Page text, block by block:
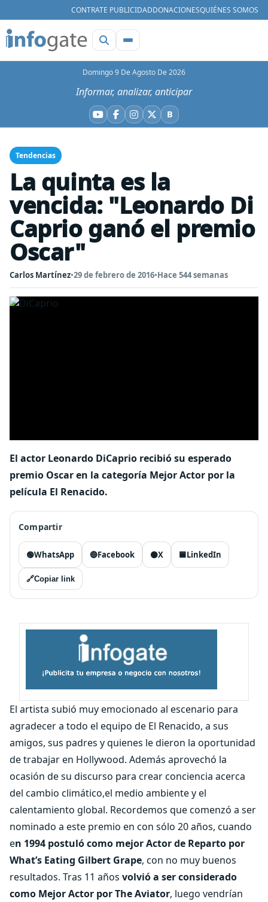
CONTRATE PUBLICIDADDONACIONESQUIÉNES SOMOS
Domingo 9 De Agosto De 2026
Informar, analizar, anticipar
YouTube
Facebook
Instagram
X BBluesky
Tendencias
La quinta es la
vencida: "Leonardo Di
Caprio ganó el premio
Oscar"
Carlos Martínez•29 de febrero de 2016•Hace 544 semanas
El actor Leonardo DiCaprio recibió su esperado
premio Oscar en la categoría Mejor Actor por la
película El Renacido.
Compartir
🟢WhatsApp 🔵Facebook ⚫X 🟦LinkedIn
🔗Copiar link
El artista subió muy emocionado al escenario para
agradecer a todo el equipo de El Renacido, a sus
amigos, sus padres y quienes le dieron la oportunidad
de trabajar en Hollywood. Además aprovechó la
ocasión de su discurso para crear conciencia acerca
del cambio climático,el medio ambiente y el
calentamiento global. Recordemos que comenzó a ser
nominado a este premio en con sólo 20 años, cuando
en 1994 postuló como mejor Actor de Reparto por
What’s Eating Gilbert Grape, con no muy buenos
resultados. Tras 11 años volvió a ser considerado
como Mejor Actor por The Aviator, luego vendrían